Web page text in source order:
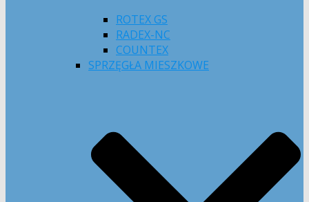
ROTEX GS
RADEX-NC
COUNTEX
SPRZĘGŁA MIESZKOWE